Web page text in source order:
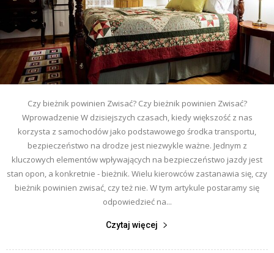
Czy bieżnik powinien Zwisać? Czy bieżnik powinien Zwisać?
Wprowadzenie W dzisiejszych czasach, kiedy większość z nas
korzysta z samochodów jako podstawowego środka transportu,
bezpieczeństwo na drodze jest niezwykle ważne. Jednym z
kluczowych elementów wpływających na bezpieczeństwo jazdy jest
stan opon, a konkretnie - bieżnik. Wielu kierowców zastanawia się, czy
bieżnik powinien zwisać, czy też nie. W tym artykule postaramy się
odpowiedzieć na...
Czytaj więcej